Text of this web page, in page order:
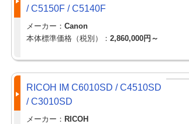
/ C5150F / C5140F
メーカー： Canon
本体標準価格（税別）： 2,860,000円～
RICOH IM C6010SD / C4510SD
/ C3010SD
メーカー： RICOH